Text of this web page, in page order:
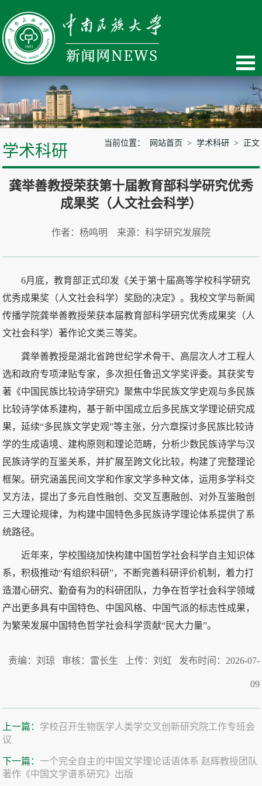
学术科研 当前位置： 网站首页 > 学术科研> 正文
龚举善教授荣获第十届教育部科学研究优秀
成果奖（人文社会科学）
作者：杨鸣明 来源：科学研究发展院
6月底，教育部正式印发《关于第十届高等学校科学研究
优秀成果奖（人文社会科学）奖励的决定》。我校文学与新闻
传播学院龚举善教授荣获本届教育部科学研究优秀成果奖（人
文社会科学）著作论文类三等奖。
龚举善教授是湖北省跨世纪学术骨干、高层次人才工程人
选和政府专项津贴专家，多次担任鲁迅文学奖评委。其获奖专
著《中国民族比较诗学研究》聚焦中华民族文学史观与多民族
比较诗学体系建构，基于新中国成立后多民族文学理论研究成
果，延续“多民族文学史观”等主张，分六章探讨多民族比较诗
学的生成语境、建构原则和理论范畴，分析少数民族诗学与汉
民族诗学的互鉴关系，并扩展至跨文化比较，构建了完整理论
框架。研究涵盖民间文学和作家文学多种文体，运用多学科交
叉方法，提出了多元自性融创、交叉互惠融创、对外互鉴融创
三大理论规律，为构建中国特色多民族诗学理论体系提供了系
统路径。
近年来，学校围绕加快构建中国哲学社会科学自主知识体
系，积极推动“有组织科研”，不断完善科研评价机制，着力打
造潜心研究、勤奋有为的科研团队，力争在哲学社会科学领域
产出更多具有中国特色、中国风格、中国气派的标志性成果，
为繁荣发展中国特色哲学社会科学贡献“民大力量”。
责编：刘琼 审核：雷长生 上传：刘虹 发布时间：2026-07-
09
上一篇： 学校召开生物医学人类学交叉创新研究院工作专班会
议
下一篇：一个完全自主的中国文学理论话语体系 赵辉教授团队
著作《中国文学谱系研究》出版